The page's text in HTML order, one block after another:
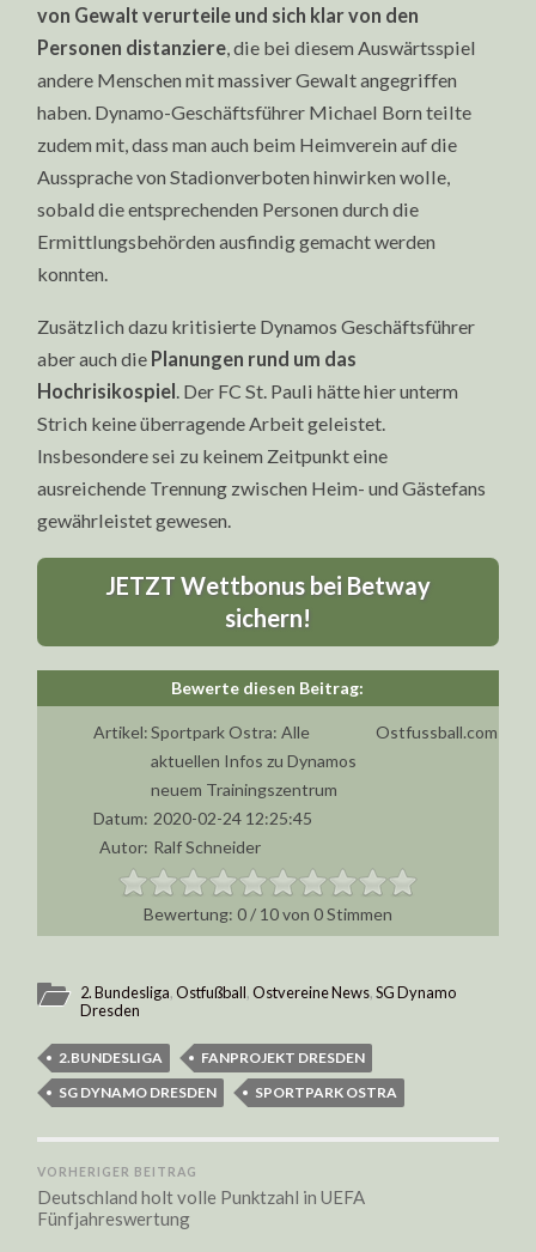
von Gewalt verurteile und sich klar von den
Personen distanziere , die bei diesem Auswärtsspiel
andere Menschen mit massiver Gewalt angegriffen
haben. Dynamo-Geschäftsführer Michael Born teilte
zudem mit, dass man auch beim Heimverein auf die
Aussprache von Stadionverboten hinwirken wolle,
sobald die entsprechenden Personen durch die
Ermittlungsbehörden ausfindig gemacht werden
konnten.
Zusätzlich dazu kritisierte Dynamos Geschäftsführer
aber auch die Planungen rund um das
Hochrisikospiel . Der FC St. Pauli hätte hier unterm
Strich keine überragende Arbeit geleistet.
Insbesondere sei zu keinem Zeitpunkt eine
ausreichende Trennung zwischen Heim- und Gästefans
gewährleistet gewesen.
JETZT Wettbonus bei Betway
sichern!
Artikel:Sportpark Ostra: Alle
aktuellen Infos zu Dynamos
neuem Trainingszentrum
Ostfussball.com
Datum: 2020-02-24 12:25:45
Autor: Ralf Schneider
0/ 10von 0Stimmen
2. Bundesliga,Ostfußball,Ostvereine News,SG Dynamo
Dresden
2.BUNDESLIGA
FANPROJEKT DRESDEN
SG DYNAMO DRESDEN
SPORTPARK OSTRA
VORHERIGER BEITRAG
Deutschland holt volle Punktzahl in UEFA
Fünfjahreswertung